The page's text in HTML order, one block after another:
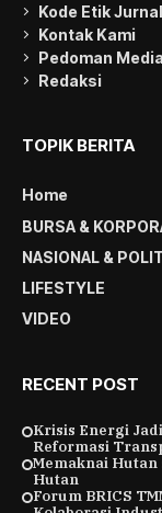
Kode Etik
Kontak Kami
Pedoman
Redaksi
TOPIK BERITA
Home
BURSA &
NASIONAL &
LIFESTYLE
VIDEO
RECENT POST
Krisis Energi
Reformasi
Memaknai Hutan
Hutan
Forum BRICS